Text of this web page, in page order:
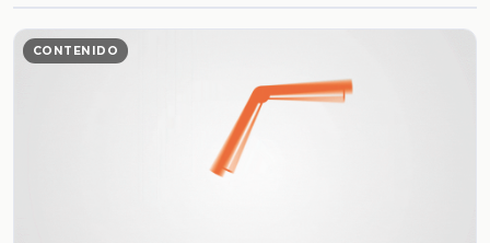
CONTENIDO